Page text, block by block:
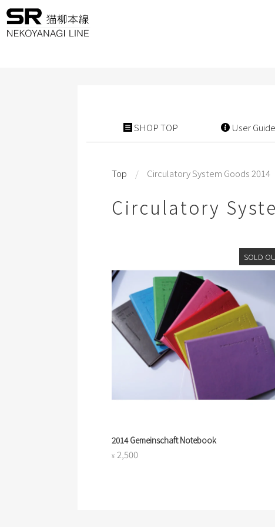
SHOP TOP User Guide
Top / Circulatory System Goods 2014
Circulatory
SOLD
2014 Gemeinschaft Notebook
¥ 2,500